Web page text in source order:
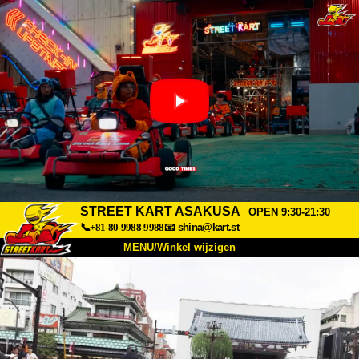
STREET KART ASAKUSA
OPEN 9:30-21:30
📞+81-80-9988-9988📧 shina@kart.st
MENU/Winkel wijzigen
Over Specificaties Prijzen
Toegang Ervaringen FAQ